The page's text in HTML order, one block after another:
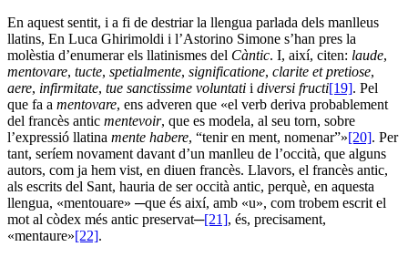
En aquest sentit, i a fi de destriar la llengua parlada dels manlleus
llatins, En Luca Ghirimoldi i l’Astorino Simone s’han pres la
molèstia d’enumerar els llatinismes del Càntic. I, així, citen: laude,
mentovare, tucte, spetialmente, significatione, clarite et pretiose,
aere, infirmitate, tue sanctissime voluntati i diversi fructi[19]. Pel
que fa a mentovare, ens adveren que «el verb deriva probablement
del francès antic mentevoir, que es modela, al seu torn, sobre
l’expressió llatina mente habere, “tenir en ment, nomenar”»[20]. Per
tant, seríem novament davant d’un manlleu de l’occità, que alguns
autors, com ja hem vist, en diuen francès. Llavors, el francès antic,
als escrits del Sant, hauria de ser occità antic, perquè, en aquesta
llengua, «mentouare» ─que és així, amb «u», com trobem escrit el
mot al còdex més antic preservat─[21], és, precisament,
«mentaure»[22].